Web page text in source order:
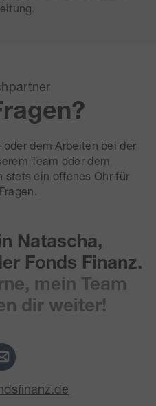
dem Arbeiten bei der
Team oder dem
stets ein offenes Ohr für
Natascha,
Fonds Finanz.
mein Team
dir weiter!